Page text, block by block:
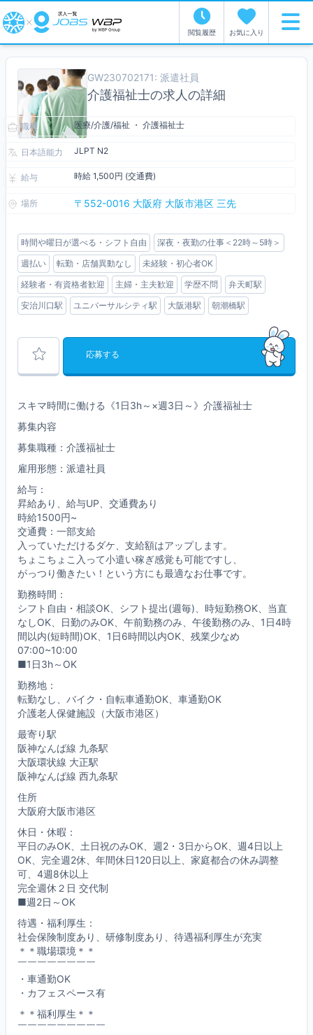
お気に入り
閲覧履歴
GW230702171: 派遣社員
介護福祉士の求人の詳細
職種 医療/介護/福祉 ・ 介護福祉士
日本語能力 JLPT N2
給与 時給 1,500円 (交通費)
場所 〒552-0016 大阪府 大阪市港区 三先
時間や曜日が選べる・シフト自由
深夜・夜勤の仕事＜22時～5時＞
週払い
転勤・店舗異動なし
未経験・初心者OK
経験者・有資格者歓迎
主婦・主夫歓迎 学歴不問
弁天町駅
安治川口駅
ユニバーサルシティ駅 大阪港駅 朝潮橋駅
応募する
スキマ時間に働ける《1日3h～×週3日～》介護福祉士
募集内容
募集職種：介護福祉士
雇用形態：派遣社員
給与：
昇給あり、給与UP、交通費あり
時給1500円~
交通費：一部支給
入っていただけるダケ、支給額はアップします。
ちょこちょこ入って小遣い稼ぎ感覚も可能ですし、
がっつり働きたい！という方にも最適なお仕事です。
勤務時間：
シフト自由・相談OK、シフト提出(週毎)、時短勤務OK、当直
なしOK、日勤のみOK、午前勤務のみ、午後勤務のみ、1日4時
間以内(短時間)OK、1日6時間以内OK、残業少なめ
07:00~10:00
■1日3h～OK
勤務地：
転勤なし、バイク・自転車通勤OK、車通勤OK
介護老人保健施設（大阪市港区）
最寄り駅
阪神なんば線 九条駅
大阪環状線 大正駅
阪神なんば線 西九条駅
住所
大阪府大阪市港区
休日・休暇：
平日のみOK、土日祝のみOK、週2・3日からOK、週4日以上
OK、完全週2休、年間休日120日以上、家庭都合の休み調整
可、4週8休以上
完全週休２日 交代制
■週2日～OK
待遇・福利厚生：
社会保険制度あり、研修制度あり、待遇福利厚生が充実
＊＊職場環境＊＊
￣￣￣￣￣￣￣￣
・車通勤OK
・カフェスペース有
＊＊福利厚生＊＊
￣￣￣￣￣￣￣￣￣